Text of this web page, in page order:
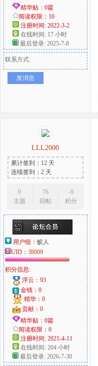
精华贴：0篇
阅读权限：10
注册时间: 2022-3-2
在线时间: 17 小时
最后登录: 2025-7-8
联系方式:
发消息
LLL2000
累计签到：12 天
连续签到：2 天
0
主题
76
回帖
-9
积分
用户组： 蚁人
UID： 38009
积分信息:
浮云：93
金钱：0
精华：0
贡献：0
精华贴：0篇
阅读权限：0
注册时间: 2021-4-11
在线时间: 204 小时
最后登录: 2026-7-30